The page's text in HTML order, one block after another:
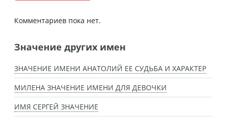
Комментариев пока нет.
Значение других имен
ЗНАЧЕНИЕ ИМЕНИ АНАТОЛИЙ ЕЕ СУДЬБА И ХАРАКТЕР
МИЛЕНА ЗНАЧЕНИЕ ИМЕНИ ДЛЯ ДЕВОЧКИ
ИМЯ СЕРГЕЙ ЗНАЧЕНИЕ